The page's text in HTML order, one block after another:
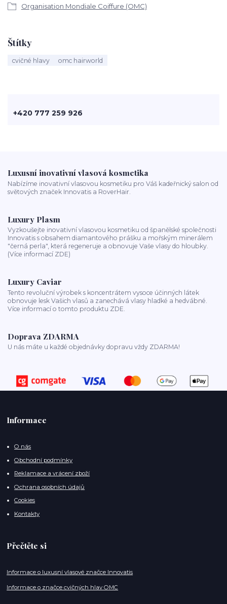
Organisation Mondiale Coiffure (OMC)
Štítky
cvičné hlavy omc hairworld
+420 777 259 926
Luxusní inovativní vlasová kosmetika
Nabízíme inovativní vlasovou kosmetiku pro Váš kadeřnický salon od
světových značek Innovatis a RoverHair.
Luxury Plasm
Vyzkoušejte inovativní vlasovou kosmetiku od španělské společnosti
Innovatis s obsahem diamantového prášku a mořským minerálem
"černá perla", která regeneruje a obnovuje Vaše vlasy do hloubky.
(Více informací ZDE)
Luxury Caviar
Tento revoluční výrobek s koncentrátem vysoce účinných látek
obnovuje lesk Vašich vlasů a zanechává vlasy hladké a hedvábné.
Více informací o tomto produktu ZDE.
Doprava ZDARMA
U nás máte u každé objednávky dopravu vždy ZDARMA!
Informace
O nás
Obchodní podmínky
Reklamace a vrácení zboží
Ochrana osobních údajů
Cookies
Kontakty
Přečtěte si
Informace o luxusní vlasové značce Innovatis
Informace o značce cvičných hlav OMC